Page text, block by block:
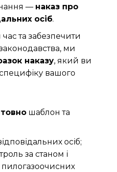
— наказ про
осіб.
та забезпечити
ми
наказу, який ви
вашого
шаблон та
осіб;
за станом і
пилогазоочисних